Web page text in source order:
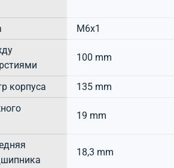
M6x1
100 mm
корпуса
135 mm
19 mm
18,3 mm